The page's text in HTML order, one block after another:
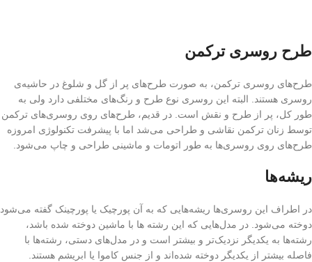
طرح روسری ترکمن
طرح‌های روسری ترکمن، به صورت طرح‌های پر از گل و شلوغ در حاشیه‌ی
روسری هستند. البته این روسری نوع طرح و رنگ‌های مختلفی دارد ولی به
طور کل، پر از طرح و نقش است. در قدیم، طرح‌های روی روسری‌های ترکمن
توسط زنان ترکمن نقاشی و طراحی می‌شد اما با پیشرفت تکنولوژی امروزه
طرح‌های روی روسری‌ها به طور اتومات و ماشینی طراحی و چاپ می‌شود.
ریشه‌ها
در اطراف این روسری‌ها ریشه‌هایی که به آن پورچیک یا پورچینک گفته می‌شود
دوخته می‌شود. در مدل‌هایی که این رشته ها با ماشین دوخته شده باشد،
رشته‌ها به یکدیگر نزدیک‌تر و بیشتر است و در مدل‌های دستی، رشته‌ها با
فاصله بیشتر از یکدیگر دوخته شده‌اند و از جنس کاموا یا ابریشم هستند.